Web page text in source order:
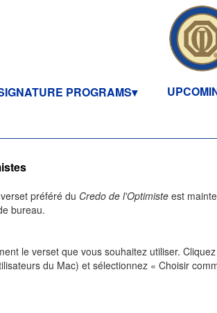
PROGRAMS
préféré du Credo de l'Optimiste est
bureau.
le verset que vous souhaitez utiliser.
du Mac) et sélectionnez « Choisir